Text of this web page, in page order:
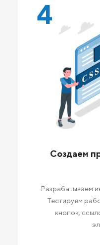
4
Создаем
Разрабатываем
Тестируем
кнопок,